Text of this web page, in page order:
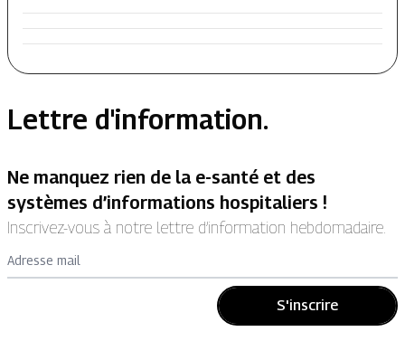
Lettre d'information.
Ne manquez rien de la e-santé et des
systèmes d’informations hospitaliers !
Inscrivez-vous à notre lettre d’information hebdomadaire.
Adresse mail
S'inscrire